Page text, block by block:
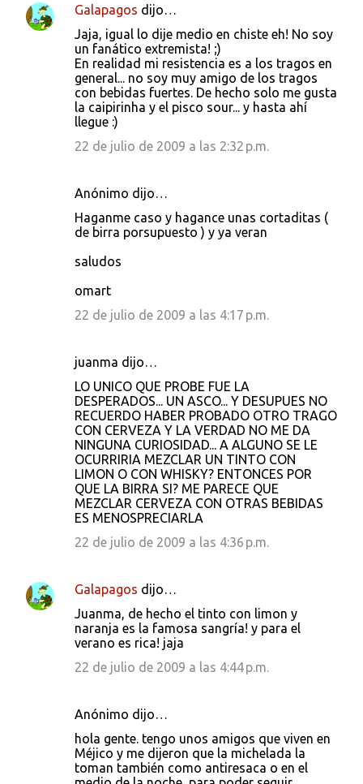
Galapagos dijo…
Jaja, igual lo dije medio en chiste eh! No soy
un fanático extremista! ;)
En realidad mi resistencia es a los tragos en
general... no soy muy amigo de los tragos
con bebidas fuertes. De hecho solo me gusta
la caipirinha y el pisco sour... y hasta ahí
llegue :)
22 de julio de 2009 a las 2:32 p.m.
Anónimo dijo…
Haganme caso y hagance unas cortaditas (
de birra porsupuesto ) y ya veran
saludos
omart
22 de julio de 2009 a las 4:17 p.m.
juanma dijo…
LO UNICO QUE PROBE FUE LA
DESPERADOS... UN ASCO... Y DESUPUES NO
RECUERDO HABER PROBADO OTRO TRAGO
CON CERVEZA Y LA VERDAD NO ME DA
NINGUNA CURIOSIDAD... A ALGUNO SE LE
OCURRIRIA MEZCLAR UN TINTO CON
LIMON O CON WHISKY? ENTONCES POR
QUE LA BIRRA SI? ME PARECE QUE
MEZCLAR CERVEZA CON OTRAS BEBIDAS
ES MENOSPRECIARLA
22 de julio de 2009 a las 4:36 p.m.
Galapagos dijo…
Juanma, de hecho el tinto con limon y
naranja es la famosa sangría! y para el
verano es rica! jaja
22 de julio de 2009 a las 4:44 p.m.
Anónimo dijo…
hola gente. tengo unos amigos que viven en
Méjico y me dijeron que la michelada la
toman también como antiresaca o en el